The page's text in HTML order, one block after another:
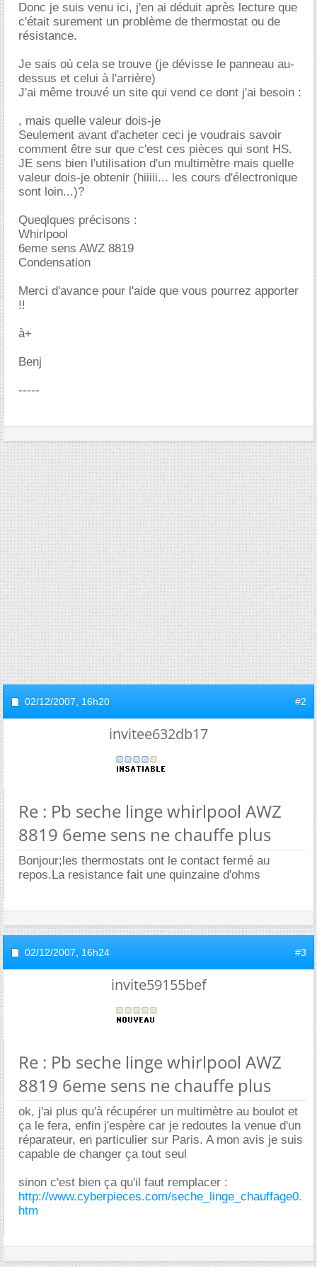
Donc je suis venu ici, j'en ai déduit après lecture que
c'était surement un problème de thermostat ou de
résistance.
Je sais où cela se trouve (je dévisse le panneau au-
dessus et celui à l'arrière)
J'ai même trouvé un site qui vend ce dont j'ai besoin :
, mais quelle valeur dois-je
Seulement avant d'acheter ceci je voudrais savoir
comment être sur que c'est ces pièces qui sont HS.
JE sens bien l'utilisation d'un multimètre mais quelle
valeur dois-je obtenir (hiiiii... les cours d'électronique
sont loin...)?
Queqlques précisons :
Whirlpool
6eme sens AWZ 8819
Condensation
Merci d'avance pour l'aide que vous pourrez apporter
!!
à+
Benj
-----
02/12/2007, 16h20 #2
invitee632db17
Re : Pb seche linge whirlpool AWZ
8819 6eme sens ne chauffe plus
Bonjour;les thermostats ont le contact fermé au
repos.La resistance fait une quinzaine d'ohms
02/12/2007, 16h24 #3
invite59155bef
Re : Pb seche linge whirlpool AWZ
8819 6eme sens ne chauffe plus
ok, j'ai plus qu'à récupérer un multimètre au boulot et
ça le fera, enfin j'espère car je redoutes la venue d'un
réparateur, en particulier sur Paris. A mon avis je suis
capable de changer ça tout seul
sinon c'est bien ça qu'il faut remplacer :
http://www.cyberpieces.com/seche_linge_chauffage0.
htm